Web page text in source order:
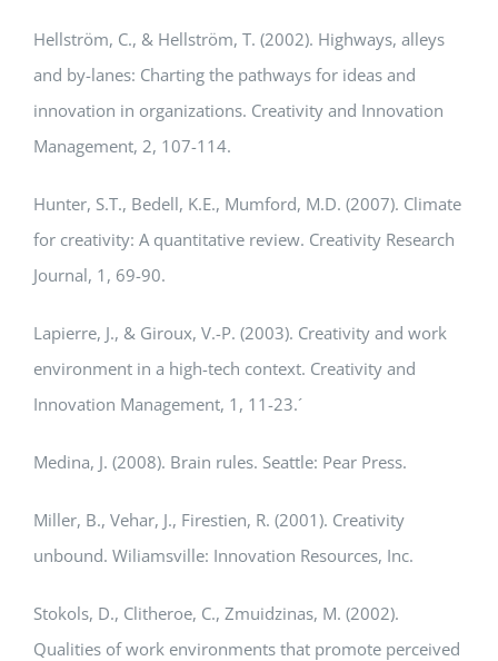
Hellström, C., & Hellström, T. (2002). Highways, alleys
and by-lanes: Charting the pathways for ideas and
innovation in organizations. Creativity and Innovation
Management, 2, 107-114.
Hunter, S.T., Bedell, K.E., Mumford, M.D. (2007). Climate
for creativity: A quantitative review. Creativity Research
Journal, 1, 69-90.
Lapierre, J., & Giroux, V.-P. (2003). Creativity and work
environment in a high-tech context. Creativity and
Innovation Management, 1, 11-23.´
Medina, J. (2008). Brain rules. Seattle: Pear Press.
Miller, B., Vehar, J., Firestien, R. (2001). Creativity
unbound. Wiliamsville: Innovation Resources, Inc.
Stokols, D., Clitheroe, C., Zmuidzinas, M. (2002).
Qualities of work environments that promote perceived